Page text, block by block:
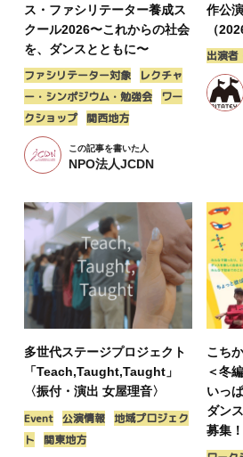
ス・ファシリテーター養成ス
クール2026〜これからの社会
を、ダンスとともに〜
ファシリテーター対象
レクチャ
ー・シンポジウム・勉強会
ワー
クショップ 関西地方
この記事を書いた人
NPO法人JCDN
作公
（
出演者
多世代ステージプロジェクト
「Teach,Taught,Taught」
〈振付・演出 女屋理音〉
Event 公演情報 地域プロジェク
ト
関東地方
こち
＜冬
いっ
ダン
募集！